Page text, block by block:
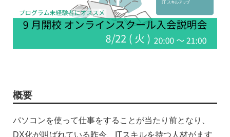
概要
パソコンを使って仕事をすることが当たり前となり、
DX化が叫ばれている昨今、ITスキルを持つ人材がます